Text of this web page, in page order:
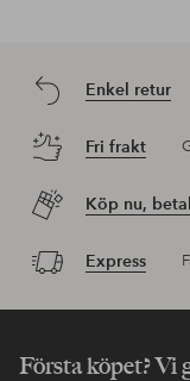
Enkel retur
Fri frakt
Köp nu,
Express
Första köpet? Vi